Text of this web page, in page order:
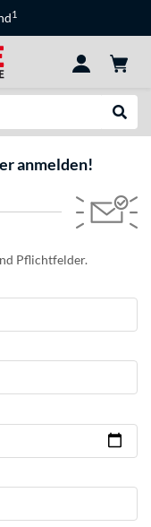
1
anmelden!
Pflichtfelder.